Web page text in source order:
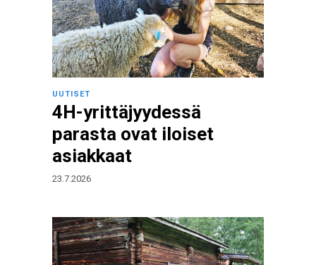
UUTISET
4H-yrittäjyydessä
parasta ovat iloiset
asiakkaat
23.7.2026